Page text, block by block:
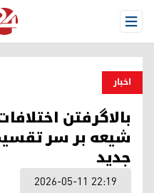
Open Menu
اخبار
بالاگرفتن
شیعه بر سر
جدید
2026-05-11 22:19